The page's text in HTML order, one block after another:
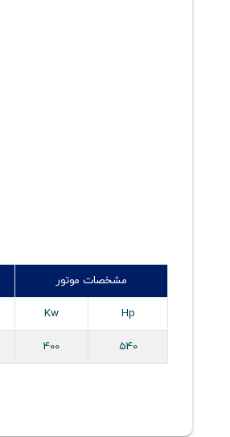
مشخصات موتور
Hp
Kw
540
400